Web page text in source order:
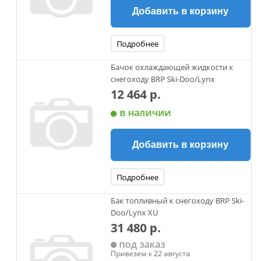
Добавить в корзину
Подробнее
Бачок охлаждающей жидкости к
снегоходу BRP Ski-Doo/Lynx
12 464 р.
в наличии
Добавить в корзину
Подробнее
Бак топливный к снегоходу BRP Ski-
Doo/Lynx XU
31 480 р.
под заказ
Привезем к 22 августа